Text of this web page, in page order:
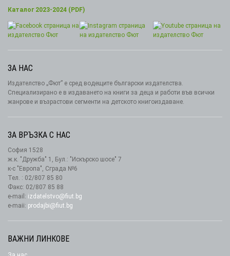
Каталог 2023-2024 (PDF)
ЗА НАС
Издателство „Фют” е сред водещите български издателства.
Специализирано е в издаването на книги за деца и работи във всички
жанрове и възрастови сегменти на детското книгоиздаване.
ЗА ВРЪЗКА С НАС
София 1528
ж.к. "Дружба" 1, Бул.: "Искърско шосе" 7
к-с "Европа", Сграда №6
Тел. : 02/807 85 80
Факс: 02/807 85 88
e-mail: izdatelstvo@fiut.bg
e-maii: prodajbi@fiut.bg
ВАЖНИ ЛИНКОВЕ